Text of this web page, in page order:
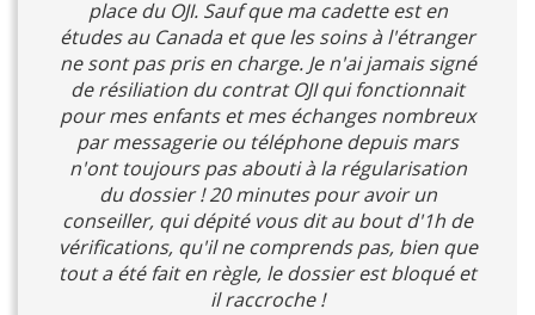
place du OJI. Sauf que ma cadette est en
études au Canada et que les soins à l'étranger
ne sont pas pris en charge. Je n'ai jamais signé
de résiliation du contrat OJI qui fonctionnait
pour mes enfants et mes échanges nombreux
par messagerie ou téléphone depuis mars
n'ont toujours pas abouti à la régularisation
du dossier ! 20 minutes pour avoir un
conseiller, qui dépité vous dit au bout d'1h de
vérifications, qu'il ne comprends pas, bien que
tout a été fait en règle, le dossier est bloqué et
il raccroche !